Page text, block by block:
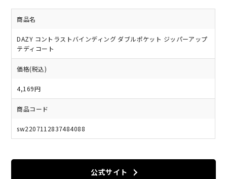
商品名
DAZY コントラストバインディング ダブルポケット ジッパーアップ
テディコート
価格(税込)
4,169円
商品コード
sw2207112837484088
公式サイト